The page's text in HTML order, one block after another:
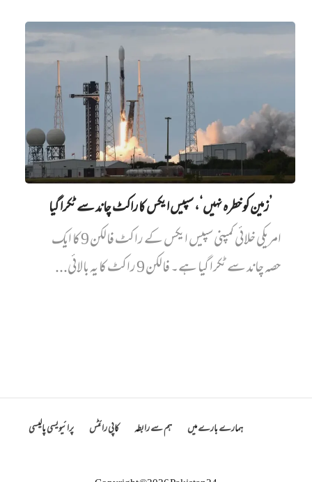
’زمین کو خطرہ نہیں‘، سپیس ایکس کا راکٹ چاند سے ٹکرا گیا
امریکی خلائی کمپنی سپیس ایکس کے راکٹ فالکن 9 کا ایک
حصہ چاند سے ٹکرا گیا ہے۔ فالکن 9 راکٹ کا یہ بالائی...
ہمارے بارے میں ہم سے رابطہ کاپی رائٹس پرائیویسی پالیسی